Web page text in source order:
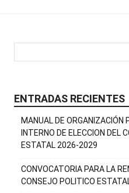
ENTRADAS RECIENTES
MANUAL DE ORGANIZACIÓN
INTERNO DE ELECCION DEL
ESTATAL 2026-2029
CONVOCATORIA PARA LA
CONSEJO POLITICO